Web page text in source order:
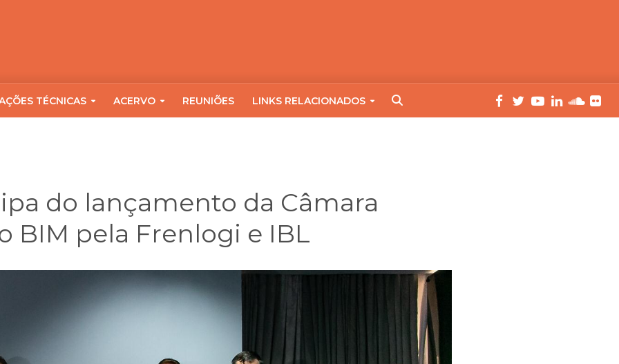
TÉCNICAS ACERVO REUNIÕES LINKS RELACIONADOS
do lançamento da Câmara
BIM pela Frenlogi e IBL